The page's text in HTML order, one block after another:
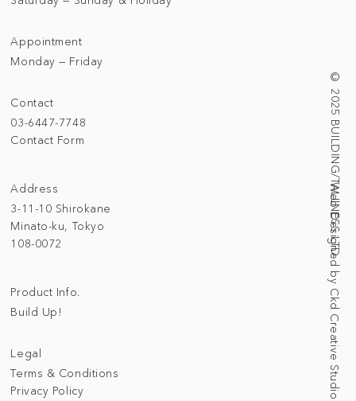
Address
3-11-10 Shirokane
Minato-ku, Tokyo
108-0072
© 2025 BUILDING/TALLNESS LTD.
Web Designed by Ckd Creative Studio
Contact
03-6447-7748
Contact Form
Appointment
Monday — Friday
Legal
Terms & Conditions
Privacy Policy
Product Info.
Build Up!